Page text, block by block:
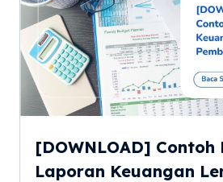
[DOWNLOAD] Contoh
Laporan Keuangan